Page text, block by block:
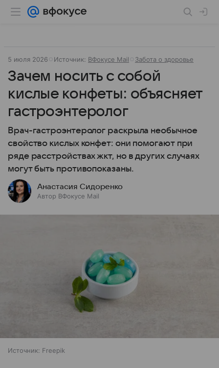
5 июля 2026 Источник: ВФокусе Mail Забота о здоровье
Зачем носить с собой
кислые конфеты: объясняет
гастроэнтеролог
Врач-гастроэнтеролог раскрыла необычное
свойство кислых конфет: они помогают при
ряде расстройствах жкт, но в других случаях
могут быть противопоказаны.
Анастасия Сидоренко
Автор ВФокусе Mail
Источник: Freepik